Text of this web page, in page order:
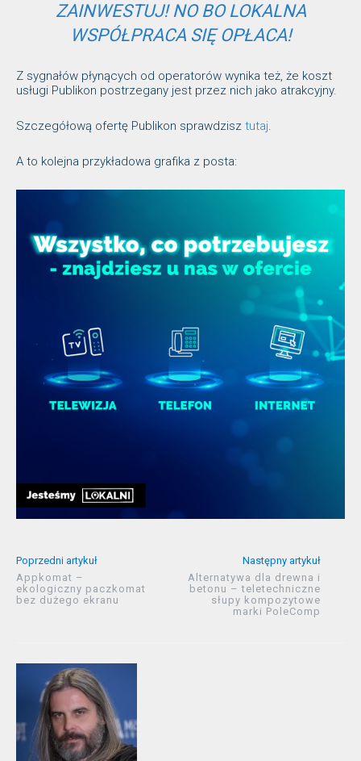
ZAINWESTUJ! NO BO LOKALNA
WSPÓŁPRACA SIĘ OPŁACA!
Z sygnałów płynących od operatorów wynika też, że koszt
usługi Publikon postrzegany jest przez nich jako atrakcyjny.
Szczegółową ofertę Publikon sprawdzisz tutaj.
A to kolejna przykładowa grafika z posta:
Poprzedni artykuł
Appkomat –
ekologiczny paczkomat
bez dużego ekranu
Następny artykuł
Alternatywa dla drewna i
betonu – teletechniczne
słupy kompozytowe
marki PoleComp